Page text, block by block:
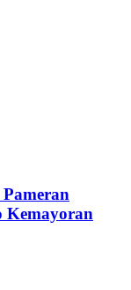
Kemayoran